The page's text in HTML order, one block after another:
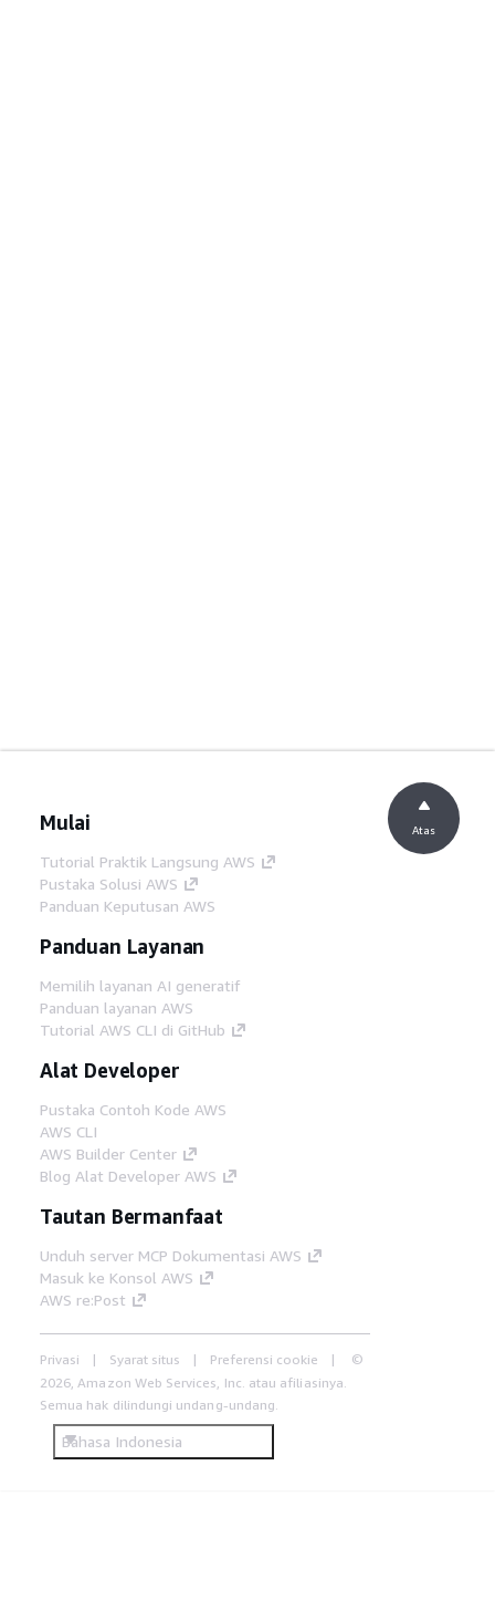
Mulai
Tutorial Praktik Langsung AWS
Pustaka Solusi AWS
Panduan Keputusan AWS
Panduan Layanan
Memilih layanan AI generatif
Panduan layanan AWS
Tutorial AWS CLI di GitHub
Alat Developer
Pustaka Contoh Kode AWS
AWS CLI
AWS Builder Center
Blog Alat Developer AWS
Tautan Bermanfaat
Unduh server MCP Dokumentasi AWS
Masuk ke Konsol AWS
AWS re:Post
Privasi Syarat situs Preferensi cookie
©
2026, Amazon Web Services, Inc. atau afiliasinya.
Semua hak dilindungi undang-undang.
Bahasa Indonesia
Atas